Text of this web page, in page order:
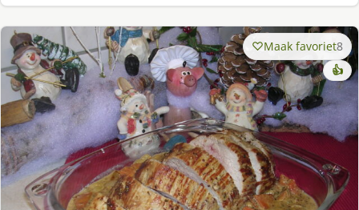
Maak favoriet8
👍